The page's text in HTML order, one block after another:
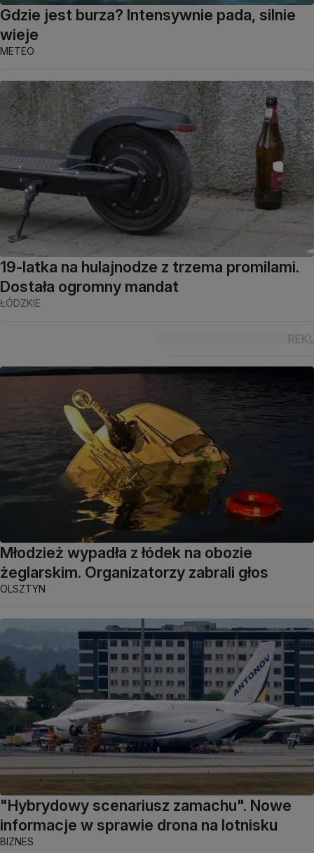
Gdzie jest burza? Intensywnie pada, silnie
wieje
METEO
19-latka na hulajnodze z trzema promilami.
Dostała ogromny mandat
ŁÓDZKIE
Młodzież wypadła z łódek na obozie
żeglarskim. Organizatorzy zabrali głos
OLSZTYN
"Hybrydowy scenariusz zamachu". Nowe
informacje w sprawie drona na lotnisku
BIZNES